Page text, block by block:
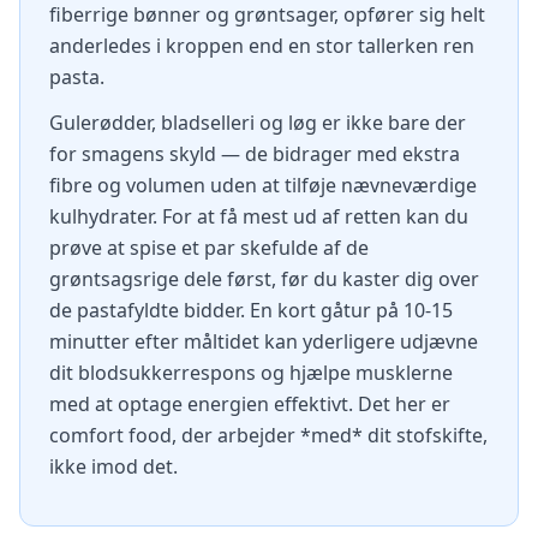
fiberrige bønner og grøntsager, opfører sig helt
anderledes i kroppen end en stor tallerken ren
pasta.
Gulerødder, bladselleri og løg er ikke bare der
for smagens skyld — de bidrager med ekstra
fibre og volumen uden at tilføje nævneværdige
kulhydrater. For at få mest ud af retten kan du
prøve at spise et par skefulde af de
grøntsagsrige dele først, før du kaster dig over
de pastafyldte bidder. En kort gåtur på 10-15
minutter efter måltidet kan yderligere udjævne
dit blodsukkerrespons og hjælpe musklerne
med at optage energien effektivt. Det her er
comfort food, der arbejder *med* dit stofskifte,
ikke imod det.